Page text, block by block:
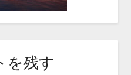
を残す